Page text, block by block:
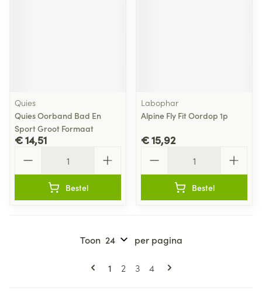
Quies
Quies Oorband Bad En
Sport Groot Formaat
€ 14,51
Bestel
Labophar
Alpine Fly Fit Oordop 1p
€ 15,92
Bestel
Pagina's
U lees momenteel pagina
1 Pagina
2 Pagina
3 Pagina
4
Toon per pagina